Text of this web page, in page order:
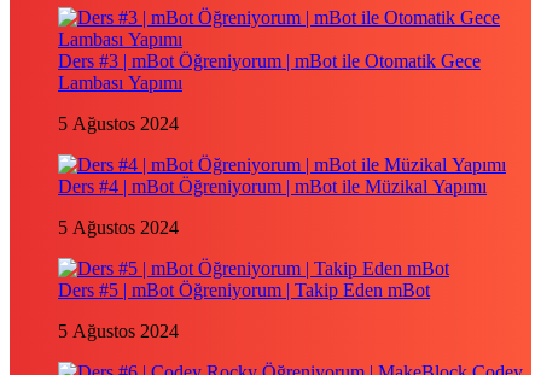
Ders #3 | mBot Öğreniyorum | mBot ile Otomatik Gece
Lambası Yapımı
5 Ağustos 2024
Ders #4 | mBot Öğreniyorum | mBot ile Müzikal Yapımı
5 Ağustos 2024
Ders #5 | mBot Öğreniyorum | Takip Eden mBot
5 Ağustos 2024